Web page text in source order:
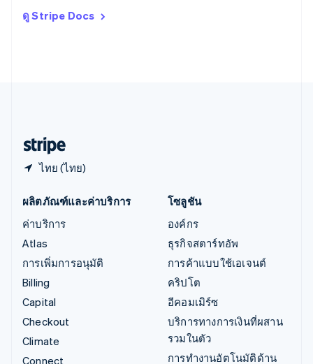
ดู Stripe Docs
ไทย (ไทย)
ItalianoEnglish
ผลิตภัณฑ์และค่าบริการ
ค่าบริการ
Atlas
การเพิ่มการอนุมัติ
Billing
Capital
Checkout
Climate
Connect
โซลูชัน
องค์กร
ธุรกิจสตาร์ทอัพ
การค้าแบบใช้เอเจนต์
คริปโต
อีคอมเมิร์ซ
บริการทางการเงินที่ผสาน
รวมในตัว
การทำงานอัตโนมัติด้าน